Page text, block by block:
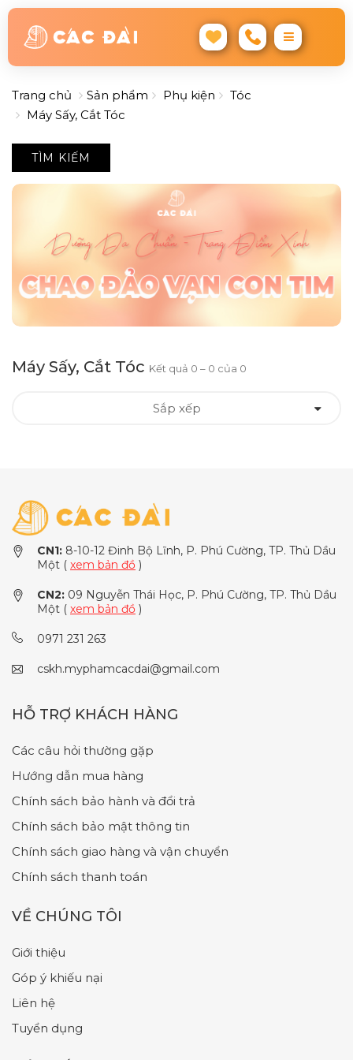
Trang chủ Sản phẩm Phụ kiện
Tóc
Máy Sấy, Cắt Tóc
TÌM KIẾM
Máy Sấy, Cắt Tóc Kết quả 0 – 0 của 0
Sắp xếp
CN1: 8-10-12 Đinh Bộ Lĩnh, P. Phú Cường, TP. Thủ Dầu
Một ( xem bản đồ )
CN2: 09 Nguyễn Thái Học, P. Phú Cường, TP. Thủ Dầu
Một ( xem bản đồ )
0971 231 263
cskh.myphamcacdai@gmail.com
HỖ TRỢ KHÁCH HÀNG
Các câu hỏi thường gặp
Hướng dẫn mua hàng
Chính sách bảo hành và đổi trả
Chính sách bảo mật thông tin
Chính sách giao hàng và vận chuyển
Chính sách thanh toán
VỀ CHÚNG TÔI
Giới thiệu
Góp ý khiếu nại
Liên hệ
Tuyển dụng